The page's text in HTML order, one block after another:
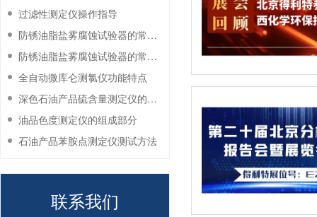
过滤性测定仪操作指导
防锈油脂盐雾腐蚀试验器的常见故障与解决方法
防锈油脂盐雾腐蚀试验器的常见故障与解决方法
全自动微库仑测氯仪功能特点
深色石油产品硫含量测定仪的工作环境要求
油品色度测定仪的组成部分
石油产品苯胺点测定仪测试方法
联系我们